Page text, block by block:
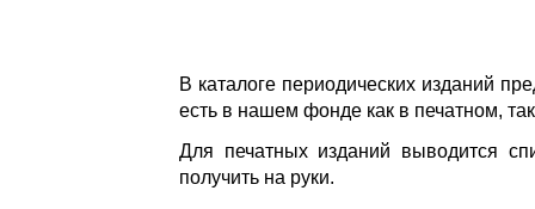
В каталоге периодических изданий
есть в нашем фонде как в печатном,
Для печатных изданий выводится
получить на руки.